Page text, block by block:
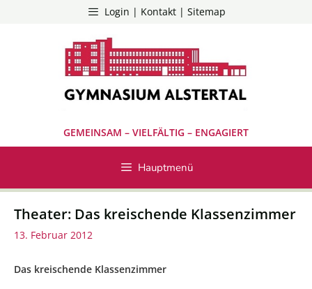
Login | Kontakt | Sitemap
GEMEINSAM – VIELFÄLTIG – ENGAGIERT
Hauptmenü
Theater: Das kreischende Klassenzimmer
13. Februar 2012
Das kreischende Klassenzimmer